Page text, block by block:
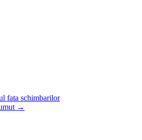
fata schimbarilor
→